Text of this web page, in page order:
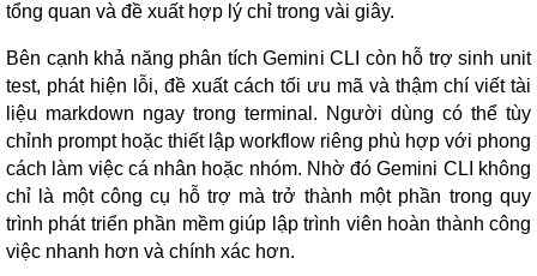
tổng quan và đề xuất hợp lý chỉ trong vài giây.
Bên cạnh khả năng phân tích Gemini CLI còn hỗ trợ sinh unit
test, phát hiện lỗi, đề xuất cách tối ưu mã và thậm chí viết tài
liệu markdown ngay trong terminal. Người dùng có thể tùy
chỉnh prompt hoặc thiết lập workflow riêng phù hợp với phong
cách làm việc cá nhân hoặc nhóm. Nhờ đó Gemini CLI không
chỉ là một công cụ hỗ trợ mà trở thành một phần trong quy
trình phát triển phần mềm giúp lập trình viên hoàn thành công
việc nhanh hơn và chính xác hơn.